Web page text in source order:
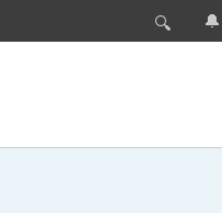
🔍 🔔